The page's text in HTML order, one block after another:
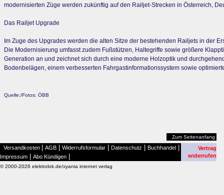
modernisierten Züge werden zukünftig auf den Railjet-Strecken in Österreich,
Das Railjet Upgrade
Im Zuge des Upgrades werden die alten Sitze der bestehenden Railjets in der
Die Modernisierung umfasst zudem Fußstützen, Haltegriffe sowie größere
Generation an und zeichnet sich durch eine moderne Holzoptik und
Bodenbelägen, einem verbesserten Fahrgastinformationssystem sowie
Quelle:/Fotos: ÖBB
Zum Seitenanfang
Versandkosten AGB Widerrufsformular Datenschutz Buchhandel
Impressum Abo Kündigen
Vertrag
widerrufen
© 2000-2026 elektrolok.de/xyania internet verlag